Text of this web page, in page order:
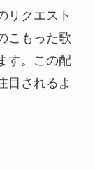
リクエスト
こもった歌
す。この配
目されるよ